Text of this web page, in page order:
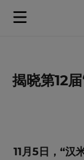
揭晓第12
11月5日，“汉